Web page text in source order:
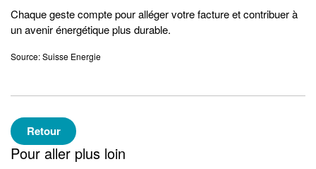
Chaque geste compte pour alléger votre facture et contribuer à
un avenir énergétique plus durable.
Source: Suisse Energie
Retour
Pour aller plus loin